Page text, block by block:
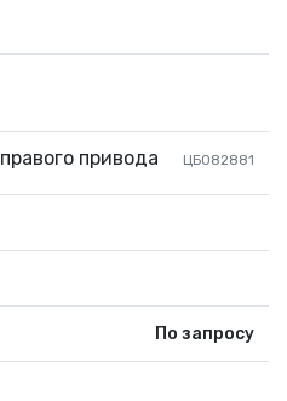
привода ЦБ082881
По запросу